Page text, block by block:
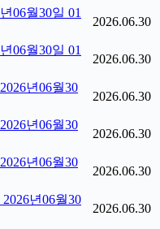
06월30일 01
2026.06.30
06월30일 01
2026.06.30
년06월30
2026.06.30
년06월30
2026.06.30
년06월30
2026.06.30
년06월30
2026.06.30